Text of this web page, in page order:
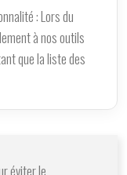
: Lors du
à nos outils
que la liste des
éviter le